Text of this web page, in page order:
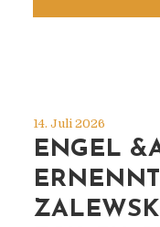
14. Juli 2026
ENGEL